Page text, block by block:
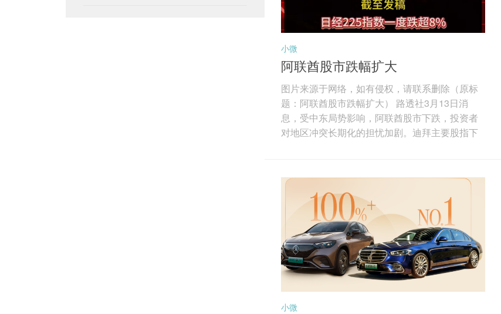
小微
阿联酋股市跌幅扩大
图片来源于网络，如有侵权，请联系删除（原标
题：阿联酋股市跌幅扩大） 路透社3月13日消
息，受中东局势影响，阿联酋股市下跌，投资者
对地区冲突长期化的担忧加剧。迪拜主要股指下
创六年来第二大单周跌幅。阿布扎比股指当日下
跌1.6%，连续第四周收跌，阿布扎比第一银行下
跌2.2%，阿尔达地产下跌4.3%。分析人士认为，
尽管油价上涨可能支撑能源股，但贸易航线、能
源基础设施和区域物流面临的中断风险...
小微